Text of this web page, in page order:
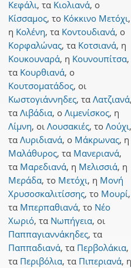
Κεφάλι, τα Κιολιανά, ο
Κίσσαμος, το Κόκκινο Μετόχι,
η Κολένη, τα Κοντουδιανά, ο
Κορφαλώνας, τα Κοτσιανά, η
Κουκουναρά, η Κουνουπίτσα,
τα Κουρθιανά, ο
Κουτσοματάδος, οι
Κωστογιάννηδες, τα Λατζιανά,
τα Λιβάδια, ο Λιμενίσκος, η
Λίμνη, οι Λουσακιές, το Λούχι,
τα Λυριδιανά, ο Μάκρωνας, η
Μαλάθυρος, τα Μανεριανά,
τα Μαρεδιανά, η Μελισσιά, η
Μεράδα, το Μετόχι, η Μονή
Χρυσοσκαλιτίσσης, το Μουρί,
τα Μπερπαθιανά, το Νέο
Χωριό, τα Νωπήγεια, οι
Παππαγιαννάκηδες, τα
Παππαδιανά, τα Περβολάκια,
τα Περιβόλια, τα Πιπεριανά, η